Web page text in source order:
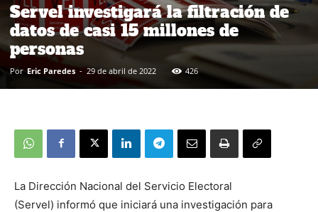
Servel investigará la filtración de
datos de casi 15 millones de
personas
Por Eric Paredes - 29 de abril de 2022 426
La Dirección Nacional del Servicio Electoral
(Servel) informó que iniciará una investigación para